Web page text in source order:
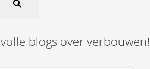
blogs over verbouwen!